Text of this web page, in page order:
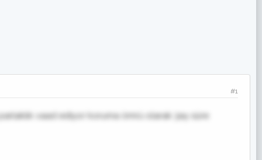
#1
vaad ediyor koruma ömrü olarak 3ay süre